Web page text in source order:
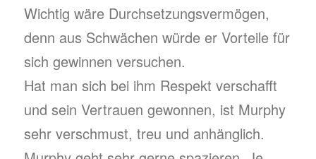
Wichtig wäre Durchsetzungsvermögen,
denn aus Schwächen würde er Vorteile für
sich gewinnen versuchen.
Hat man sich bei ihm Respekt verschafft
und sein Vertrauen gewonnen, ist Murphy
sehr verschmust, treu und anhänglich.